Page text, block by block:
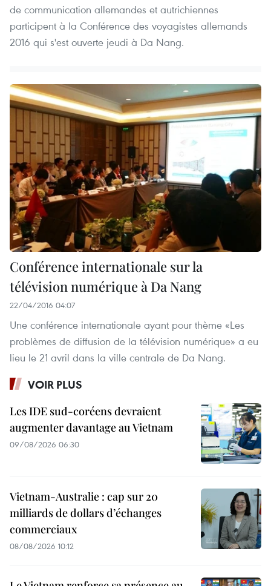
de communication allemandes et autrichiennes
participent à la Conférence des voyagistes allemands
2016 qui s'est ouverte jeudi à Da Nang.
Conférence internationale sur la
télévision numérique à Da Nang
22/04/2016 04:07
Une conférence internationale ayant pour thème «Les
problèmes de diffusion de la télévision numérique» a eu
lieu le 21 avril dans la ville centrale de Da Nang.
VOIR PLUS
Les IDE sud-coréens devraient
augmenter davantage au Vietnam
09/08/2026 06:30
Vietnam-Australie : cap sur 20
milliards de dollars d’échanges
commerciaux
08/08/2026 10:12